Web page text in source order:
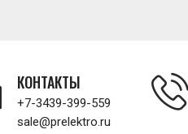
КОНТАКТЫ
+7-3439-399-559
sale@prelektro.ru